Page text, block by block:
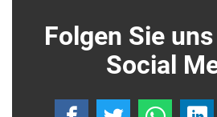
Folgen Sie
Social